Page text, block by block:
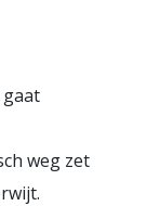
gaat
weg zet